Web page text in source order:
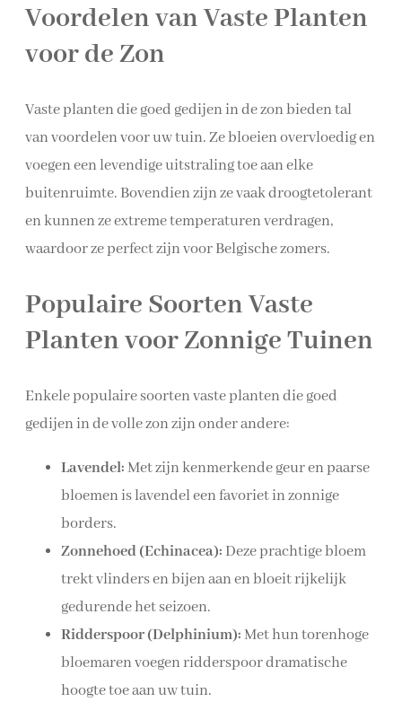
Voordelen van Vaste Planten
voor de Zon
Vaste planten die goed gedijen in de zon bieden tal
van voordelen voor uw tuin. Ze bloeien overvloedig en
voegen een levendige uitstraling toe aan elke
buitenruimte. Bovendien zijn ze vaak droogtetolerant
en kunnen ze extreme temperaturen verdragen,
waardoor ze perfect zijn voor Belgische zomers.
Populaire Soorten Vaste
Planten voor Zonnige Tuinen
Enkele populaire soorten vaste planten die goed
gedijen in de volle zon zijn onder andere:
Lavendel:Met zijn kenmerkende geur en paarse
bloemen is lavendel een favoriet in zonnige
borders.
Zonnehoed (Echinacea): Deze prachtige bloem
trekt vlinders en bijen aan en bloeit rijkelijk
gedurende het seizoen.
Ridderspoor (Delphinium):Met hun torenhoge
bloemaren voegen ridderspoor dramatische
hoogte toe aan uw tuin.